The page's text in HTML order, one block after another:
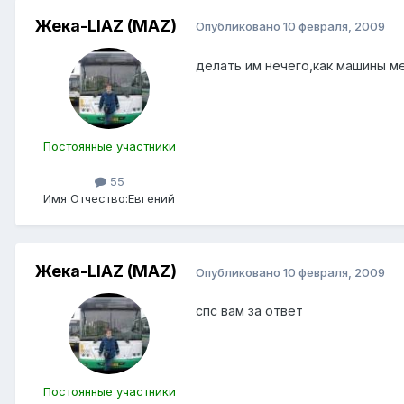
Жека-LIAZ (MAZ)
Постоянные участники
55
Имя Отчество:Евгений
Опубликовано 10 февраля, 2009
делать им нечего,как машины
Жека-LIAZ (MAZ)
Постоянные участники
Опубликовано 10 февраля, 2009
спс вам за ответ